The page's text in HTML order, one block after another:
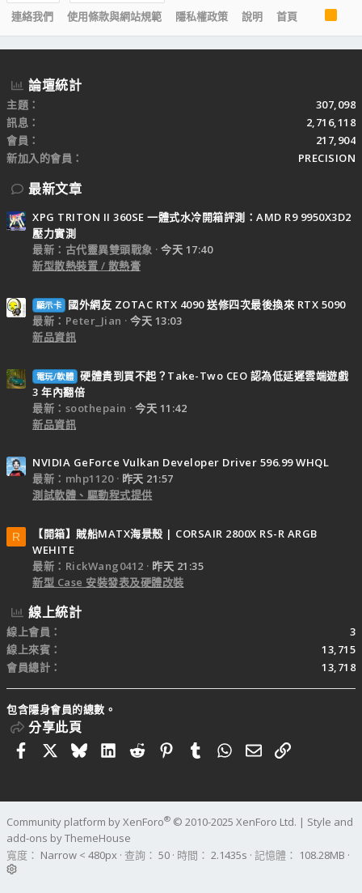
連絡我們
使用條款與網站規範 隱私權政策 說明 首頁
R
S
S
論壇統計
主題
307,098
訊息
2,716,118
會員
217,904
新加入的會員
PRECISION
最新文章
XPG TRITON II 360SE 一體式水冷開箱評測：AMD R9 9950X3D2
壓力實測
最新：古代靈異雙頭戰象
今天 17:40
新型散熱裝置 / 散熱膏
顯示卡
國外網友 ZOTAC RTX 4090 送修四次最後換來 RTX 5090
最新：Peter_Jian
今天 13:03
新品資訊
電玩/軟體 硬體貴到買不起？Take-Two CEO 認為低延遲雲端遊戲
3 年內翻倍
最新：soothepain
今天 11:42
新品資訊
NVIDIA GeForce Vulkan Developer Driver 596.99 WHQL
最新：mhp1120
昨天 21:57
測試軟體、驅動程式提供
R
【開箱】賊船MATX海景殼 | CORSAIR 2800X RS-R ARGB
WEHITE
最新：RickWang0412
昨天 21:35
新型 Case 安裝發表及硬體改裝
線上統計
線上會員
3
線上來賓
13,715
會員總計
13,718
包含隱身會員的總數。
分享此頁
FacebookBlueskyLinkedIn
RedditPinterestTumblrWhatsApp
電子郵件
連結
Community platform by XenForo® © 2010-2025 XenForo Ltd. | Style and
add-ons by ThemeHouse
寬度
查詢 50 時間 2.1435s 記憶體 108.28MB